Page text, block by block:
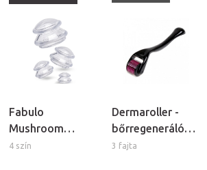
Fabulo
Mushroom
gomba alakú
4 szín
Dermaroller -
bőrregeneráló
tűs henger
3 fajta